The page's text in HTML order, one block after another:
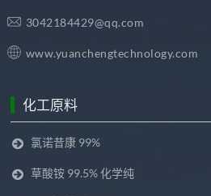
3042184429@qq.com
www.yuanchengtechnology.com
化工原料
氯诺昔康 99%
草酸铵 99.5% 化学纯